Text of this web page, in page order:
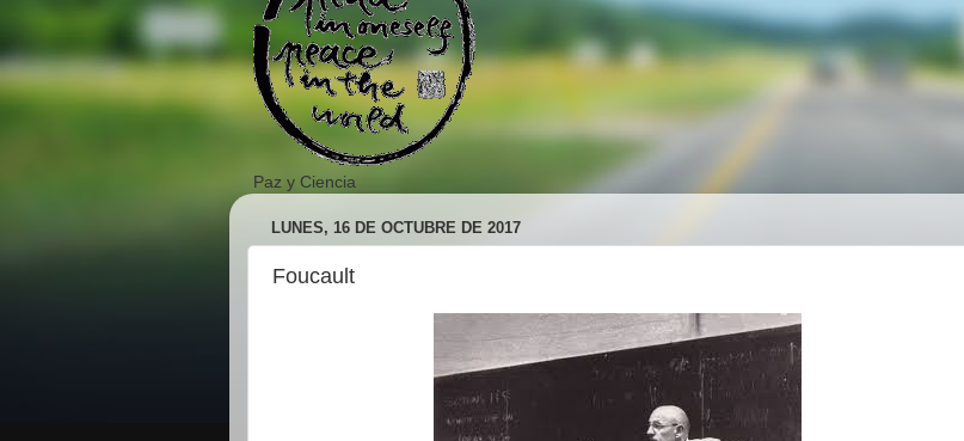
Paz y Ciencia
LUNES, 16 DE OCTUBRE DE 2017
Foucault